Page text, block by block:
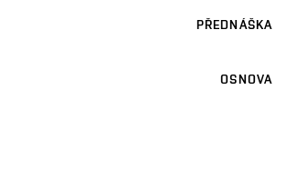
PŘEDNÁŠKA
OSNOVA